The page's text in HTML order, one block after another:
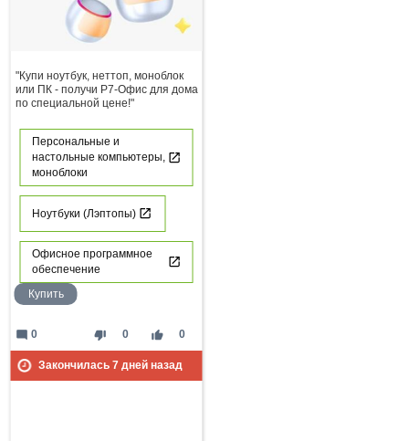
"Купи ноутбук, неттоп, моноблок
или ПК - получи Р7-Офис для дома
по специальной цене!"
Персональные и
настольные компьютеры,
моноблоки
Ноутбуки (Лэптопы)
Офисное программное
обеспечение
Купить
thumb_down 0 thumb_up 0
mode_comment 0
Закончилась 7дней назад